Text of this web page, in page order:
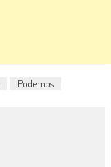
Podemos